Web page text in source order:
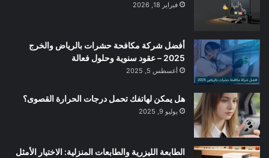
فبراير 18, 2026
أفضل شركة مكافحة حشرات بالرياض والخرج
2025 – عقود سنوية وحلول فعالة
أغسطس 5, 2025
هل يمكن لهاتفك تحمل درجات الحرارة القصوى؟
يوليو 9, 2025
الطابعة الليزرية والطابعات المنزلية: الاختيار الأمثل